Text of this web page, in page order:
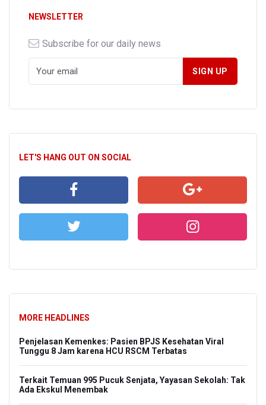
NEWSLETTER
Subscribe for our daily news
LET'S HANG OUT ON SOCIAL
MORE HEADLINES
Penjelasan Kemenkes: Pasien BPJS Kesehatan Viral
Tunggu 8 Jam karena HCU RSCM Terbatas
Terkait Temuan 995 Pucuk Senjata, Yayasan Sekolah: Tak
Ada Ekskul Menembak